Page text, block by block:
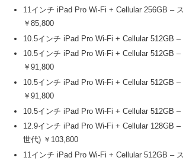
11インチ iPad Pro Wi-Fi + Cellular 256GB –
￥85,800
10.5インチ iPad Pro Wi-Fi + Cellular 512GB
10.5インチ iPad Pro Wi-Fi + Cellular 512GB –
￥91,800
10.5インチ iPad Pro Wi-Fi + Cellular 512GB
￥91,800
10.5インチ iPad Pro Wi-Fi + Cellular 512GB
12.9インチ iPad Pro Wi-Fi + Cellular 128GB
世代) ￥103,800
11インチ iPad Pro Wi-Fi + Cellular 512GB –